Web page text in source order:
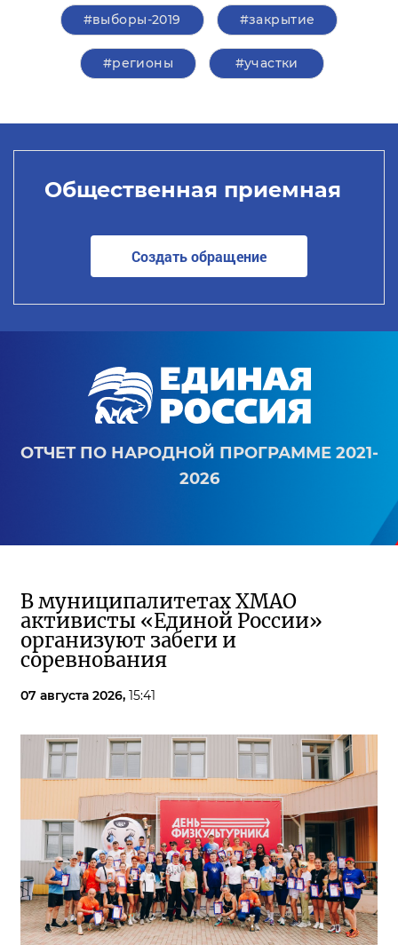
#выборы-2019 #закрытие
#регионы #участки
Общественная приемная
Создать обращение
ОТЧЕТ ПО НАРОДНОЙ ПРОГРАММЕ 2021-
2026
В муниципалитетах ХМАО
активисты «Единой России»
организуют забеги и
соревнования
07 августа 2026, 15:41